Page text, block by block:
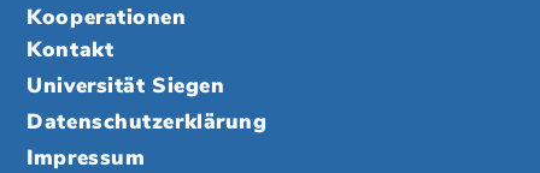
Kooperationen
Kontakt
Universität Siegen
Datenschutzerklärung
Impressum